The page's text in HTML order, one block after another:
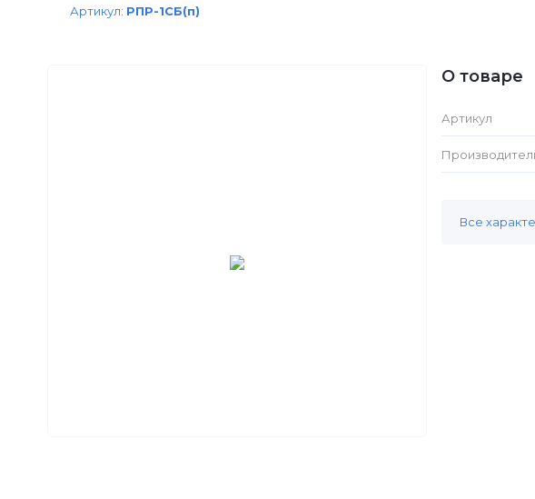
Артикул: РПР-1СБ(п)
О товаре
Артикул
Все